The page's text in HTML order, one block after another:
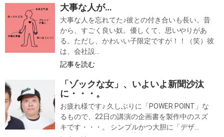
大事な人が…
大事な人を忘れてた♪彼との付き合いも長い。昔
から、すごく良い奴。優しくて、思いやりがあ
る。ただし、かわいい子限定ですが！！（笑）彼
は、会社設...
記事を読む
「ゾックな女」、いよいよ新聞沙汰
に・・・。
お疲れ様です♪ 久しぶりに「POWER POINT」な
るもので、22日の講演の企画書を製作中のスズ
キです・・・。 シンプルかつ大胆に「デザ...